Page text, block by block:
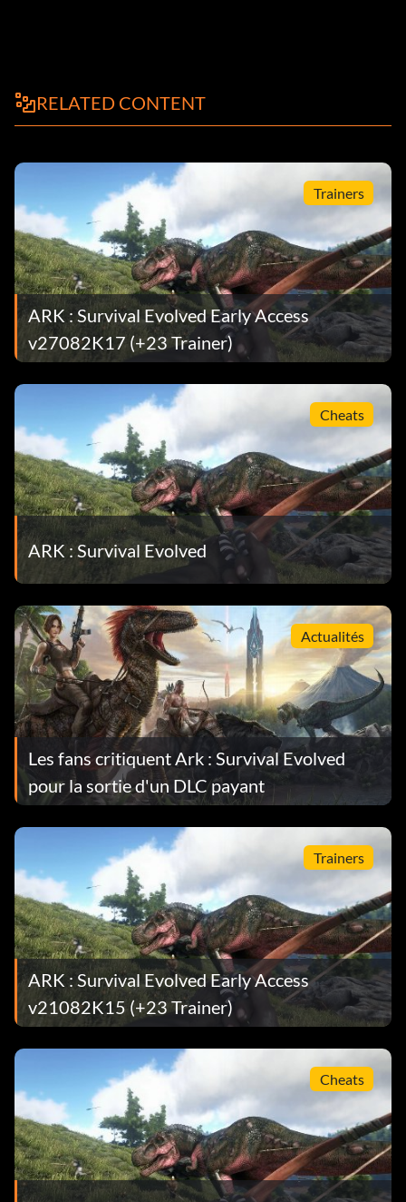
RELATED CONTENT
Trainers
ARK : Survival Evolved Early Access
v27082K17 (+23 Trainer)
Cheats
ARK : Survival Evolved
Actualités
Les fans critiquent Ark : Survival Evolved
pour la sortie d'un DLC payant
Trainers
ARK : Survival Evolved Early Access
v21082K15 (+23 Trainer)
Cheats